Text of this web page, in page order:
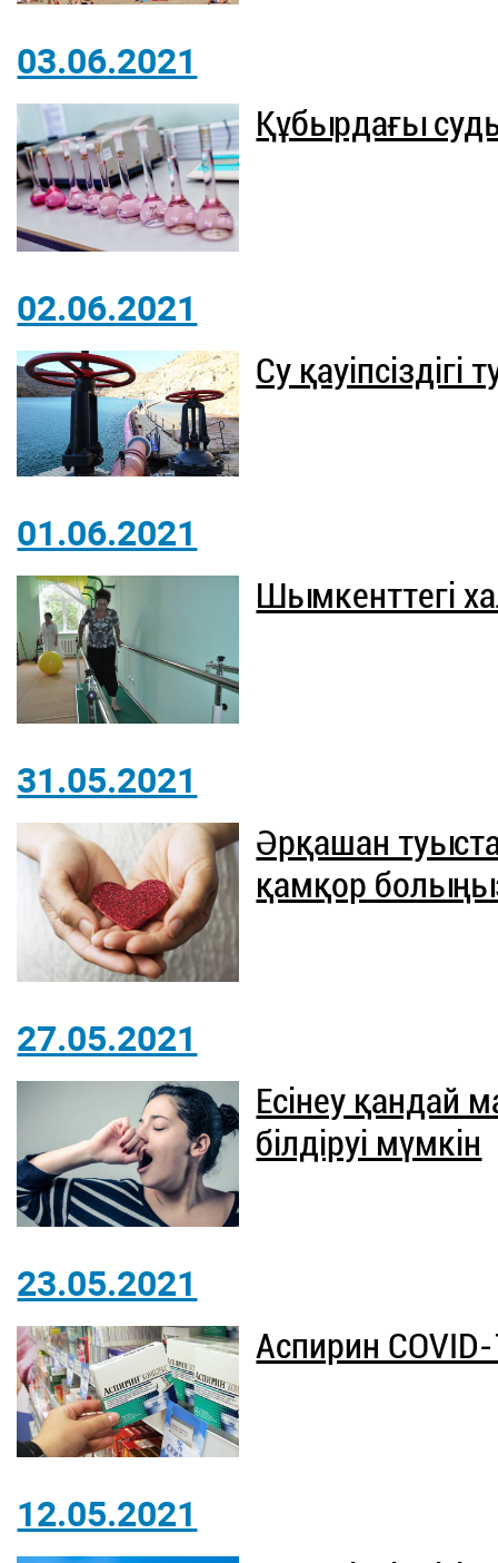
03.06.2021
Құбырдағы
02.06.2021
Су қауіпсіздігі
01.06.2021
Шымкенттегі
31.05.2021
Әрқашан
қамқор
27.05.2021
Есінеу қандай
білдіруі мүмкін
23.05.2021
Аспирин
12.05.2021